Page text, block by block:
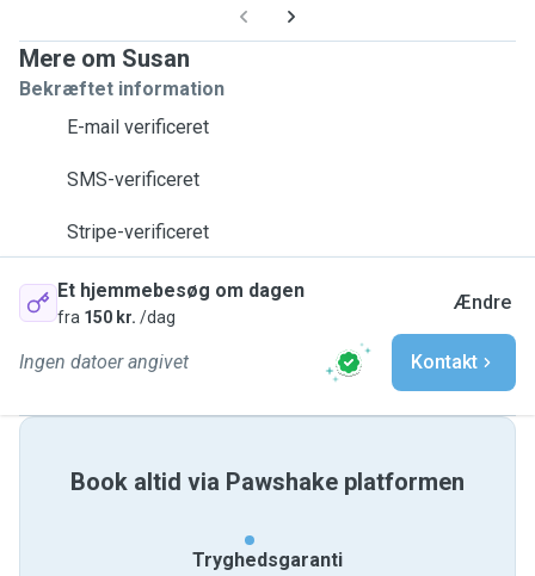
Mere om Susan
Bekræftet information
E-mail verificeret
SMS-verificeret
Stripe-verificeret
Et hjemmebesøg om dagen
fra 150 kr. /dag
Ændre
Ingen datoer angivet Kontakt
Book altid via Pawshake platformen
Tryghedsgaranti